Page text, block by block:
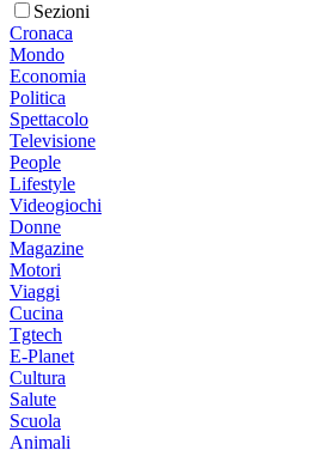
Sezioni
Cronaca
Mondo
Economia
Politica
Spettacolo
Televisione
People
Lifestyle
Videogiochi
Donne
Magazine
Motori
Viaggi
Cucina
Tgtech
E-Planet
Cultura
Salute
Scuola
Animali